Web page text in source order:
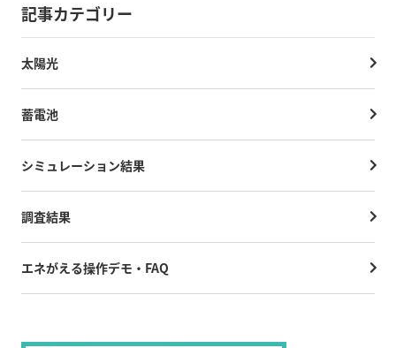
記事カテゴリー
太陽光
蓄電池
シミュレーション結果
調査結果
エネがえる操作デモ・FAQ